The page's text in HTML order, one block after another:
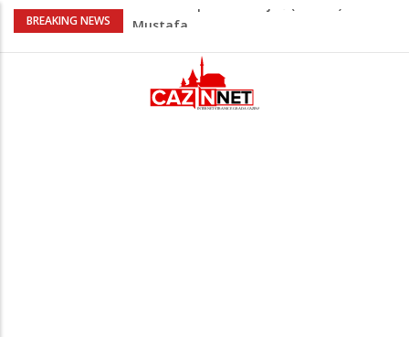
BREAKING NEWS
AŽURIRANO: Ubistvo u Bosanskoj Krupi:
osumnjičeni uhapšen
Horde zla neće u Mostar: Žestoko
prozvali rukovodstvo FK Sarajevo